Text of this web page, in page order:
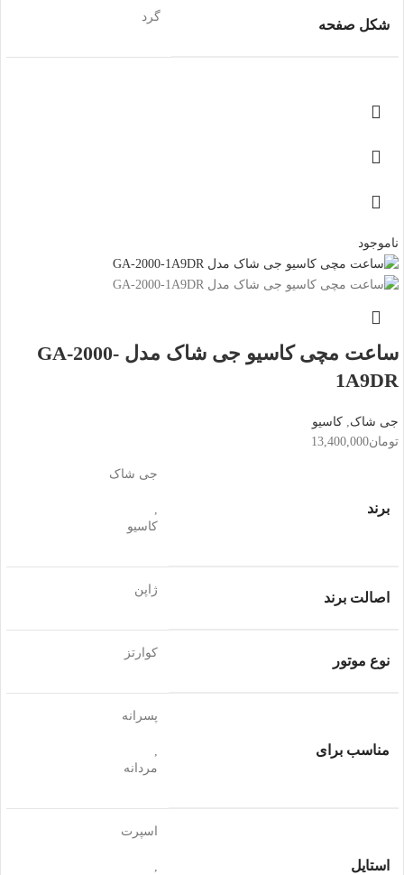
شکل صفحه
گرد
ناموجود
ساعت مچی کاسیو جی شاک مدل GA-2000-
1A9DR
جی شاک کاسیو
تومان13,400,000
برند
جی شاک
کاسیو
اصالت برند
ژاپن
نوع موتور
کوارتز
مناسب برای
پسرانه
مردانه
استایل
اسپرت